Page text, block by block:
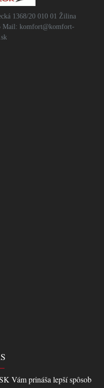
1368/20 010 01 Žilina
Mail: komfort@komfort-
Vám prináša lepší spôsob